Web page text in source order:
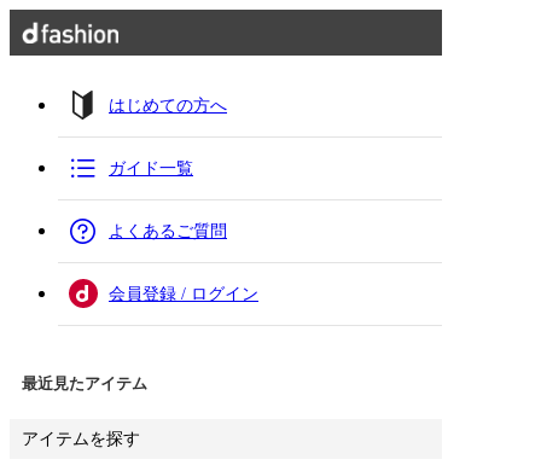
はじめての方へ
ガイド一覧
よくあるご質問
会員登録 / ログイン
最近見たアイテム
アイテムを探す